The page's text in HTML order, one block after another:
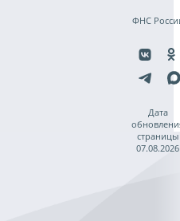
ФНС
Дата
страницы
07.08.2026